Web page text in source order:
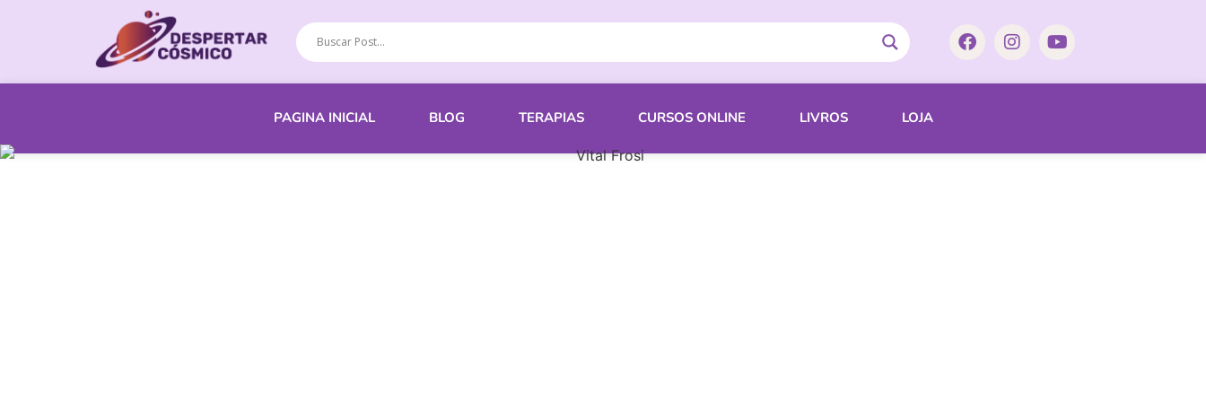
PAGINA INICIAL BLOG TERAPIAS CURSOS ONLINE LIVROS LOJA